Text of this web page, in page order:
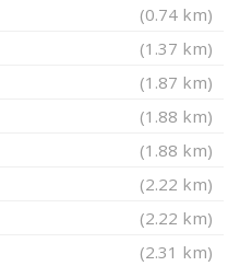
(0.74 km)
(1.37 km)
(1.87 km)
(1.88 km)
(1.88 km)
(2.22 km)
(2.22 km)
(2.31 km)